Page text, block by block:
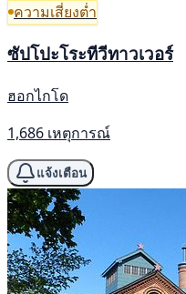
ความเสี่ยงต่ำ
ซัปโปะโระทีวีทาวเวอร์
ฮอกไกโด
1,686 เหตุการณ์
แจ้งเตือน